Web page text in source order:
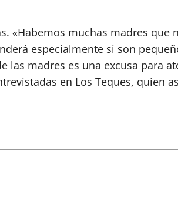
«Habemos muchas madres que
especialmente si son
las madres es una excusa para
en Los Teques, quien